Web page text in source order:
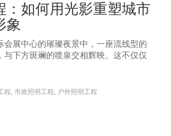
：如何用光影重塑城市
象
会展中心的璀璨夜景中，一座流线型的
与下方斑斓的喷泉交相辉映。这不仅仅
程,市政照明工程, 户外照明工程